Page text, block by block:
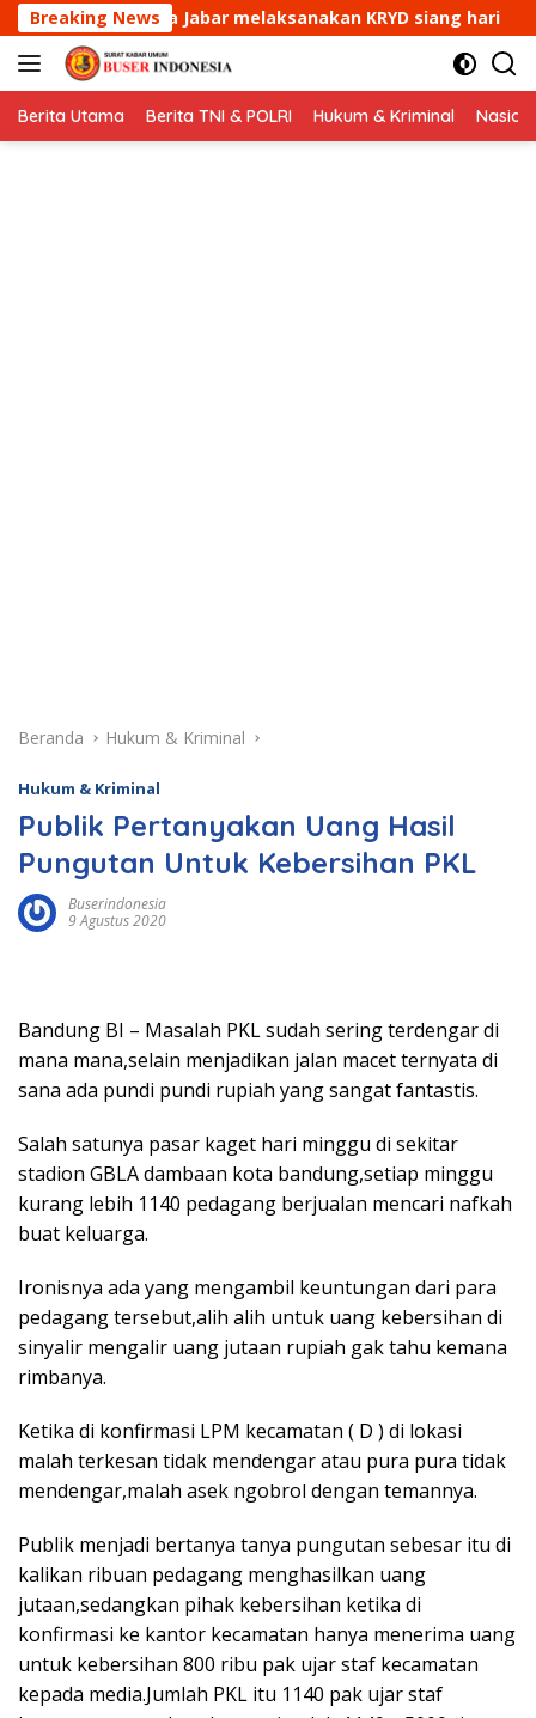
Langsung
ke
konten
Breaking News
KRYD siang hari Aipda Ade Mulyana
Berita Utama Berita TNI & POLRI Hukum & Kriminal
Beranda Hukum & Kriminal
Hukum & Kriminal
Publik Pertanyakan Uang Hasil
Pungutan Untuk Kebersihan PKL
Buserindonesia
9 Agustus 2020
Bandung BI – Masalah PKL sudah sering terdengar di
mana mana,selain menjadikan jalan macet ternyata di
sana ada pundi pundi rupiah yang sangat fantastis.
Salah satunya pasar kaget hari minggu di sekitar
stadion GBLA dambaan kota bandung,setiap minggu
kurang lebih 1140 pedagang berjualan mencari nafkah
buat keluarga.
Ironisnya ada yang mengambil keuntungan dari para
pedagang tersebut,alih alih untuk uang kebersihan di
sinyalir mengalir uang jutaan rupiah gak tahu kemana
rimbanya.
Ketika di konfirmasi LPM kecamatan ( D ) di lokasi
malah terkesan tidak mendengar atau pura pura tidak
mendengar,malah asek ngobrol dengan temannya.
Publik menjadi bertanya tanya pungutan sebesar itu di
kalikan ribuan pedagang menghasilkan uang
jutaan,sedangkan pihak kebersihan ketika di
konfirmasi ke kantor kecamatan hanya menerima uang
untuk kebersihan 800 ribu pak ujar staf kecamatan
kepada media.Jumlah PKL itu 1140 pak ujar staf